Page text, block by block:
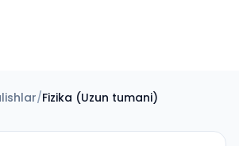
/Fizika (Uzun tumani)